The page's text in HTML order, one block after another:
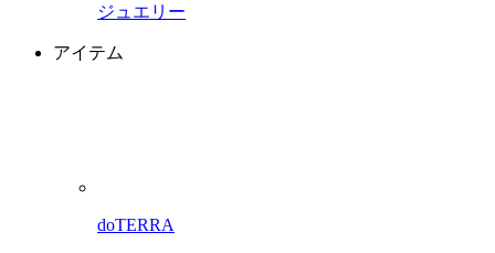
ジュエリー
アイテム
doTERRA